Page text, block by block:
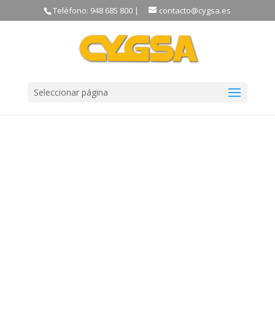
Teléfono: 948 685 800 | contacto@cygsa.es
Seleccionar página